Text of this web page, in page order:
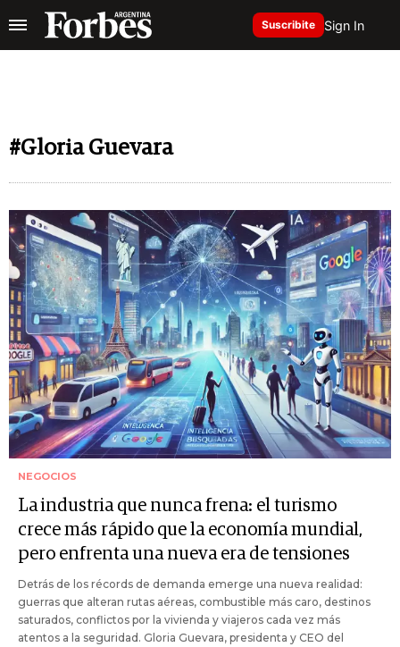
Suscribite Sign In
#Gloria Guevara
NEGOCIOS
La industria que nunca frena: el turismo
crece más rápido que la economía mundial,
pero enfrenta una nueva era de tensiones
Detrás de los récords de demanda emerge una nueva realidad:
guerras que alteran rutas aéreas, combustible más caro, destinos
saturados, conflictos por la vivienda y viajeros cada vez más
atentos a la seguridad. Gloria Guevara, presidenta y CEO del